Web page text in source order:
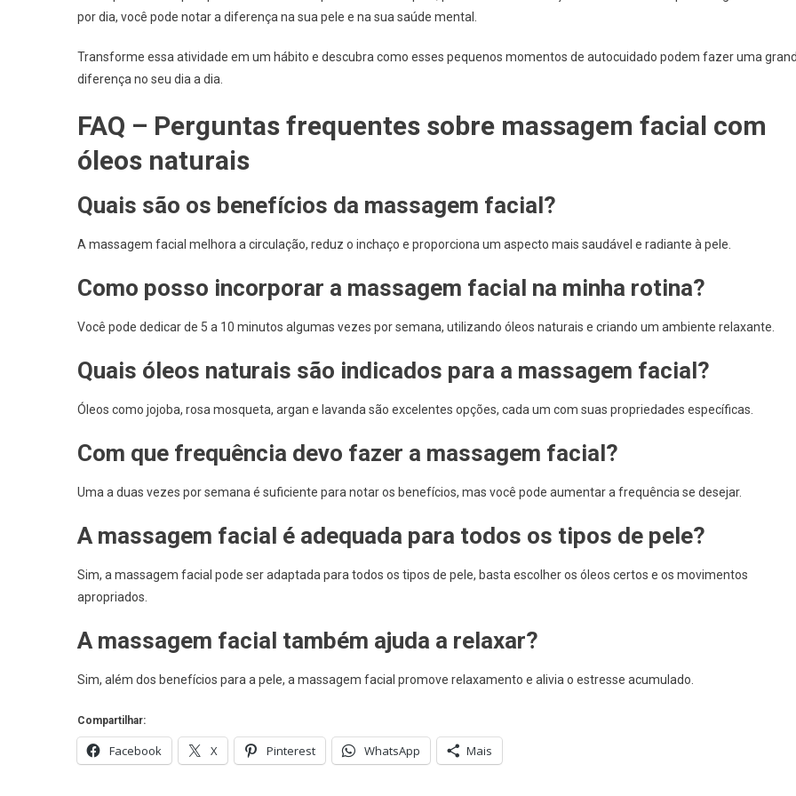
por dia, você pode notar a diferença na sua pele e na sua saúde mental.
Transforme essa atividade em um hábito e descubra como esses pequenos momentos de autocuidado podem fazer uma
diferença no seu dia a dia.
FAQ – Perguntas frequentes sobre massagem facial com
óleos naturais
Quais são os benefícios da massagem facial?
A massagem facial melhora a circulação, reduz o inchaço e proporciona um aspecto mais saudável e radiante à pele.
Como posso incorporar a massagem facial na minha rotina?
Você pode dedicar de 5 a 10 minutos algumas vezes por semana, utilizando óleos naturais e criando um ambiente relaxante.
Quais óleos naturais são indicados para a massagem facial?
Óleos como jojoba, rosa mosqueta, argan e lavanda são excelentes opções, cada um com suas propriedades específicas.
Com que frequência devo fazer a massagem facial?
Uma a duas vezes por semana é suficiente para notar os benefícios, mas você pode aumentar a frequência se desejar.
A massagem facial é adequada para todos os tipos de pele?
Sim, a massagem facial pode ser adaptada para todos os tipos de pele, basta escolher os óleos certos e os movimentos
apropriados.
A massagem facial também ajuda a relaxar?
Sim, além dos benefícios para a pele, a massagem facial promove relaxamento e alivia o estresse acumulado.
Compartilhar:
Facebook X Pinterest WhatsApp Mais